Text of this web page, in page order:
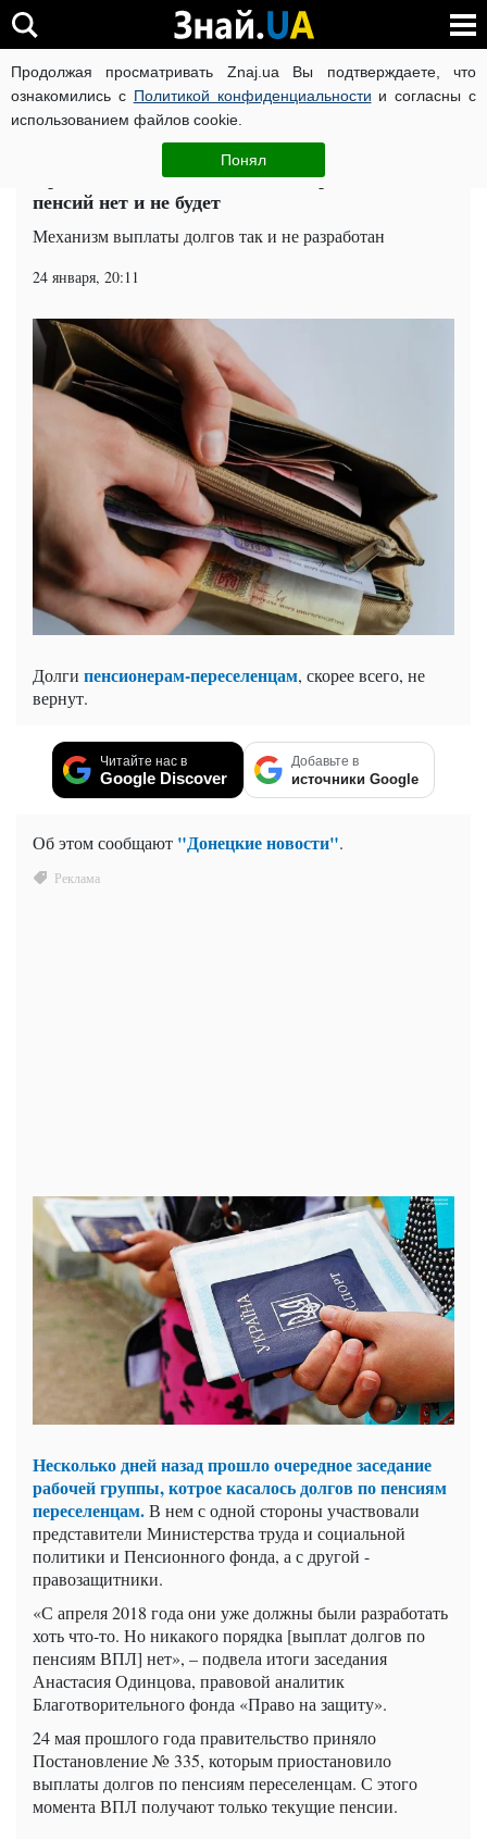
Продолжая просматривать Znaj.ua Вы подтверждаете, что
ознакомились с Политикой конфиденциальности и согласны с
использованием файлов cookie.
Понял
ВОЙНА РОССИИ ПРОТИВ УКРАИНЫ КОРОНАВИРУС В
Общество ЧИТАТИ УКРАЇНСЬКОЮ
Правительство наплевало на переселенцев:
пенсий нет и не будет
Механизм выплаты долгов так и не разработан
24 января, 20:11
Долги пенсионерам-переселенцам, скорее всего, не
вернут.
Читайте нас в
Google Discover
Добавьте в
источники Google
Об этом сообщают "Донецкие новости".
Несколько дней назад прошло очередное заседание
рабочей группы, котрое касалось долгов по пенсиям
переселенцам.В нем с одной стороны участвовали
представители Министерства труда и социальной
политики и Пенсионного фонда, а с другой -
правозащитники.
«С апреля 2018 года они уже должны были разработать
хоть что-то. Но никакого порядка [выплат долгов по
пенсиям ВПЛ] нет», – подвела итоги заседания
Анастасия Одинцова, правовой аналитик
Благотворительного фонда «Право на защиту».
24 мая прошлого года правительство приняло
Постановление № 335, которым приостановило
выплаты долгов по пенсиям переселенцам. С этого
момента ВПЛ получают только текущие пенсии.